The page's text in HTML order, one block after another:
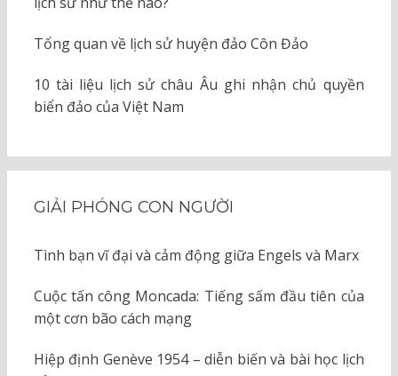
Tổng quan về lịch sử huyện đảo Côn Đảo
10 tài liệu lịch sử châu Âu ghi nhận chủ quyền
biển đảo của Việt Nam
GIẢI PHÓNG CON NGƯỜI
Tình bạn vĩ đại và cảm động giữa Engels và Marx
Cuộc tấn công Moncada: Tiếng sấm đầu tiên của
một cơn bão cách mạng
Hiệp định Genève 1954 – diễn biến và bài học lịch